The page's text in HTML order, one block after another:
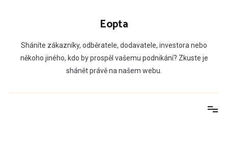
Eopta
Sháníte zákazníky, odběratele, dodavatele, investora nebo
někoho jiného, kdo by prospěl vašemu podnikání? Zkuste je
shánět právě na našem webu.